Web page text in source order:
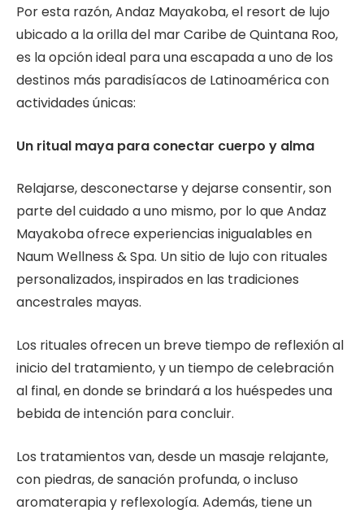
Por esta razón, Andaz Mayakoba, el resort de lujo
ubicado a la orilla del mar Caribe de Quintana Roo,
es la opción ideal para una escapada a uno de los
destinos más paradisíacos de Latinoamérica con
actividades únicas:
Un ritual maya para conectar cuerpo y alma
Relajarse, desconectarse y dejarse consentir, son
parte del cuidado a uno mismo, por lo que Andaz
Mayakoba ofrece experiencias inigualables en
Naum Wellness & Spa. Un sitio de lujo con rituales
personalizados, inspirados en las tradiciones
ancestrales mayas.
Los rituales ofrecen un breve tiempo de reflexión al
inicio del tratamiento, y un tiempo de celebración
al final, en donde se brindará a los huéspedes una
bebida de intención para concluir.
Los tratamientos van, desde un masaje relajante,
con piedras, de sanación profunda, o incluso
aromaterapia y reflexología. Además, tiene un